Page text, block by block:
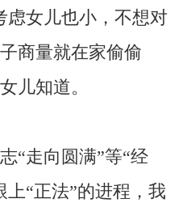
虑女儿也小，不想对
商量就在家偷偷
儿知道。
走向圆满”等“经
“正法”的进程，我